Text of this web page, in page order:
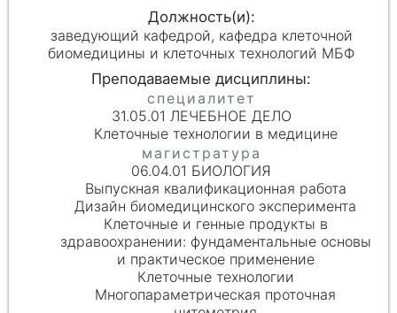
заведующий кафедрой, кафедра клеточной
биомедицины и клеточных технологий МБФ
31.05.01 ЛЕЧЕБНОЕ ДЕЛО
Клеточные технологии в медицине
06.04.01 БИОЛОГИЯ
Выпускная квалификационная работа
Дизайн биомедицинского эксперимента
Клеточные и генные продукты в
здравоохранении: фундаментальные основы
и практическое применение
Клеточные технологии
Многопараметрическая проточная